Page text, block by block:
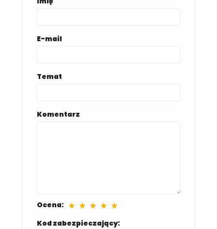
E-mail
Temat
Komentarz
Ocena: ★ ★ ★ ★ ★
Kod zabezpieczający: